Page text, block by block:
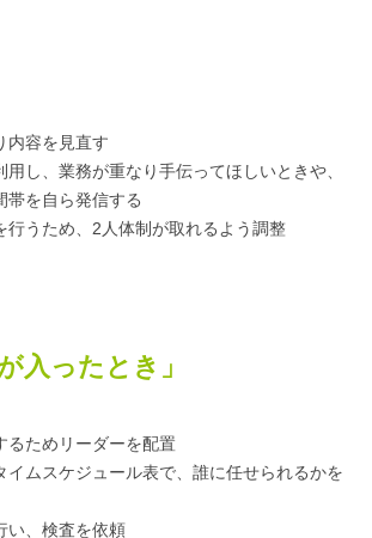
内容を見直す
用し、業務が重なり手伝ってほしいときや、
帯を自ら発信する
行うため、2人体制が取れるよう調整
入ったとき」
るためリーダーを配置
イムスケジュール表で、誰に任せられるかを
い、検査を依頼